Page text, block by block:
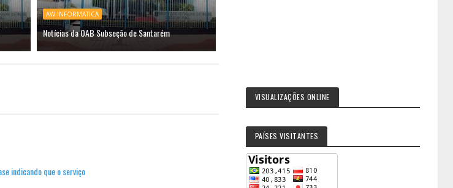
AW INFORMATICA
Notícias da OAB Subseção de Santarém
VISUALIZAÇÕES ONLINE
PAÍSES VISITANTES